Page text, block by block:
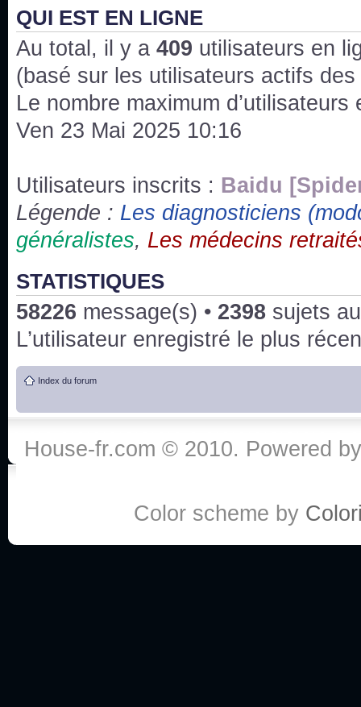
issus des saisons 6; 7 et 8 !
Bonne année 2020 !
Bonne année 2019 !
Joyeux Noël !
Bonne année tout le monde !
Un peu de ménage, spams supprimés. Depuis
chaines françaises diffusent House, HD1 et
3x24 Human Error mais je suis pas sur
Bonjour j'aimerais que l'on m'aide à trouver un
qu'une personne fait un arrêt cardiaque mais
:he:
Salut tout le monde ! Je me fais un petit après
QUI EST EN LIGNE
Au total, il y a 409 utilisateurs en
(basé sur les utilisateurs actifs
Le nombre maximum
Ven 23 Mai 2025 10:16
Utilisateurs inscrits : Baidu
Légende : Les diagnosticiens
généralistes, Les médecins
STATISTIQUES
58226 message(s) • 2398 sujets
L’utilisateur enregistré le plus
Index du forum
House-fr.com © 2010. Powered
Color scheme by